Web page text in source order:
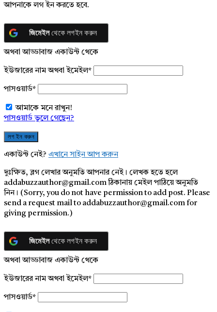
আপনাকে লগ ইন করতে হবে.
জিমেইলথেকে লগইন করুন
অথবা আড্ডাবাজ একাউন্ট থেকে
ইউজারের নাম অথবা ইমেইল*
পাসওয়ার্ড*
আমাকে মনে রাখুন!
পাসওয়ার্ড ভুলে গেছেন?
একাউন্ট নেই? এখানে সাইন আপ করুন
দুঃক্ষিত, ব্লগ লেখার অনুমতি আপনার নেই। লেখক হতে হলে
addabuzzauthor@gmail.com ঠিকানায় মেইল পাঠিয়ে অনুমতি
নিন। (Sorry, you do not have permission to add post. Please
send a request mail to addabuzzauthor@gmail.com for
giving permission.)
জিমেইলথেকে লগইন করুন
অথবা আড্ডাবাজ একাউন্ট থেকে
ইউজারের নাম অথবা ইমেইল*
পাসওয়ার্ড*